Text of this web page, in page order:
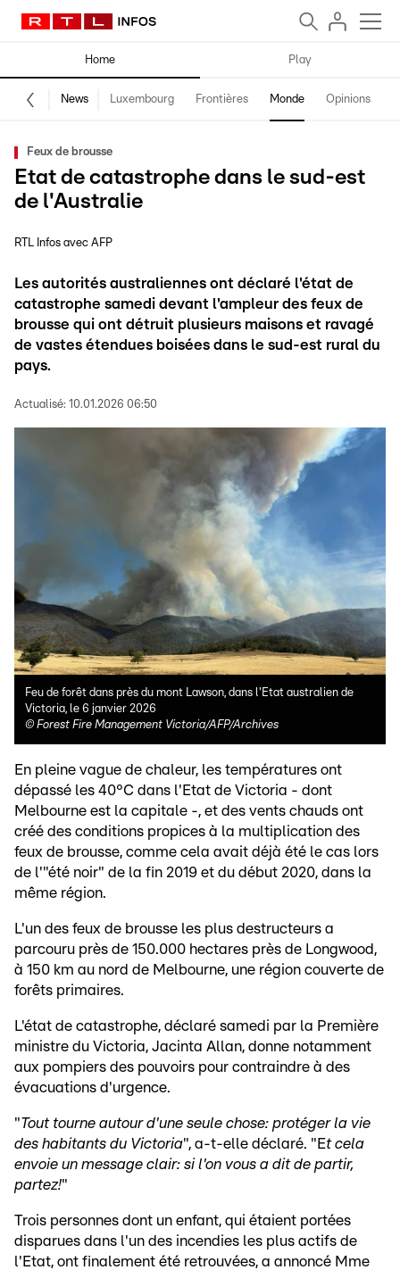
Home Play
News Luxembourg Frontières Monde Opinions
Feux de brousse
Etat de catastrophe dans le sud-est
de l'Australie
RTL Infos avec AFP
Les autorités australiennes ont déclaré l'état de
catastrophe samedi devant l'ampleur des feux de
brousse qui ont détruit plusieurs maisons et ravagé
de vastes étendues boisées dans le sud-est rural du
pays.
Actualisé: 10.01.2026 06:50
Feu de forêt dans près du mont Lawson, dans l'Etat australien de
Victoria, le 6 janvier 2026
© Forest Fire Management Victoria/AFP/Archives
En pleine vague de chaleur, les températures ont
dépassé les 40°C dans l'Etat de Victoria - dont
Melbourne est la capitale -, et des vents chauds ont
créé des conditions propices à la multiplication des
feux de brousse, comme cela avait déjà été le cas lors
de l'"été noir" de la fin 2019 et du début 2020, dans la
même région.
L'un des feux de brousse les plus destructeurs a
parcouru près de 150.000 hectares près de Longwood,
à 150 km au nord de Melbourne, une région couverte de
forêts primaires.
L'état de catastrophe, déclaré samedi par la Première
ministre du Victoria, Jacinta Allan, donne notamment
aux pompiers des pouvoirs pour contraindre à des
évacuations d'urgence.
"Tout tourne autour d'une seule chose: protéger la vie
des habitants du Victoria", a-t-elle déclaré. "Et cela
envoie un message clair: si l'on vous a dit de partir,
partez!"
Trois personnes dont un enfant, qui étaient portées
disparues dans l'un des incendies les plus actifs de
l'Etat, ont finalement été retrouvées, a annoncé Mme